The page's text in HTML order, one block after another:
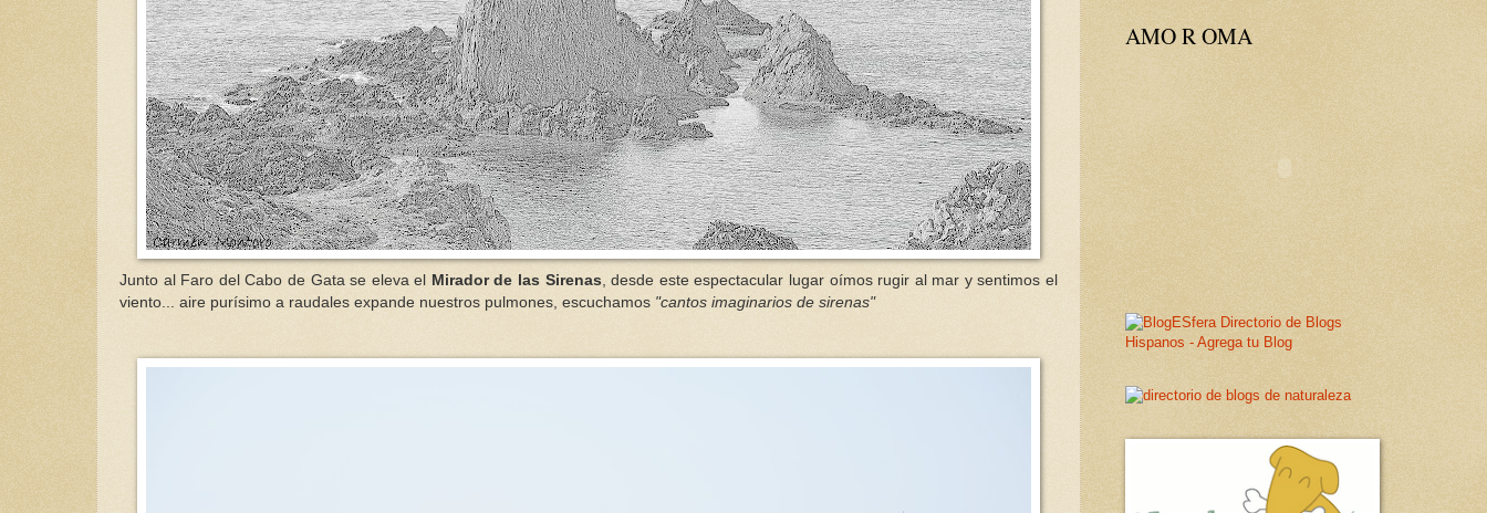
Junto al Faro del Cabo de Gata se eleva el Mirador de las Sirenas, desde este espectacular lugar oímos rugir al mar y sentimos el
viento... aire purísimo a raudales expande nuestros pulmones, escuchamos "cantos imaginarios de sirenas"
AMO R OMA